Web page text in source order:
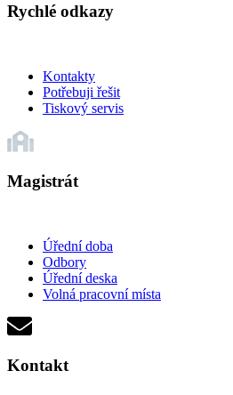
Rychlé odkazy
Kontakty
Potřebuji řešit
Tiskový servis
Magistrát
Úřední doba
Odbory
Úřední deska
Volná pracovní místa
Kontakt